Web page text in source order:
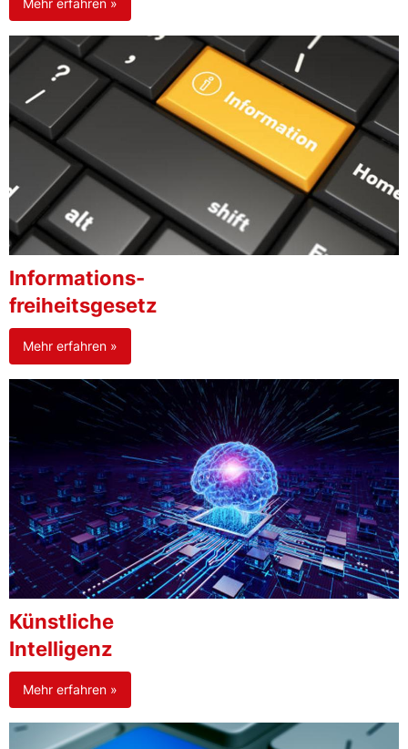
Informations-
freiheitsgesetz
Mehr erfahren »
Künstliche
Intelligenz
Mehr erfahren »